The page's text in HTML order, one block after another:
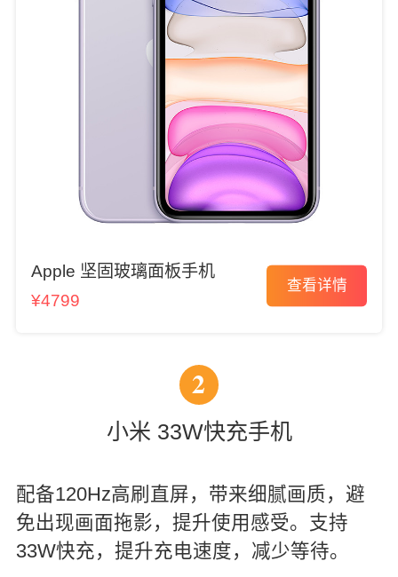
Apple 坚固玻璃面板手机
¥4799
查看详情
2
小米 33W快充手机
配备120Hz高刷直屏，带来细腻画质，避
免出现画面拖影，提升使用感受。支持
33W快充，提升充电速度，减少等待。